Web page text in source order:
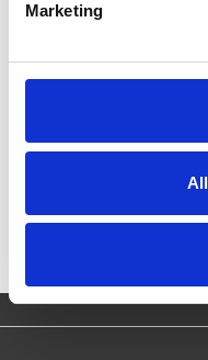
Marketing
De nieuwe Mahlkönig